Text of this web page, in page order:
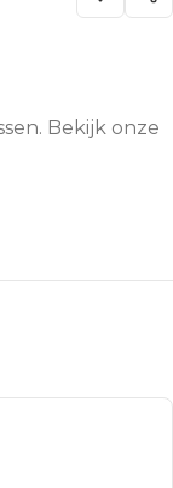
Bekijk onze